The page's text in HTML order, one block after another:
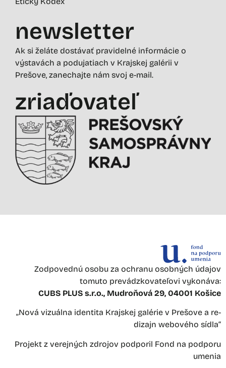
newsletter
Ak si želáte dostávať pravidelné informácie o
výstavách a podujatiach v Krajskej galérii v
Prešove, zanechajte nám svoj e-mail.
zriaďovateľ
Zodpovednú osobu za ochranu osobných údajov
tomuto prevádzkovateľovi vykonáva:
CUBS PLUS s.r.o., Mudroňová 29, 04001 Košice
„Nová vizuálna identita Krajskej galérie v Prešove a re-
dizajn webového sídla“
Projekt z verejných zdrojov podporil Fond na podporu
umenia